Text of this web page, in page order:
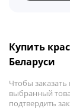
Купить
Беларуси
Чтобы
выбранный
подтвердить